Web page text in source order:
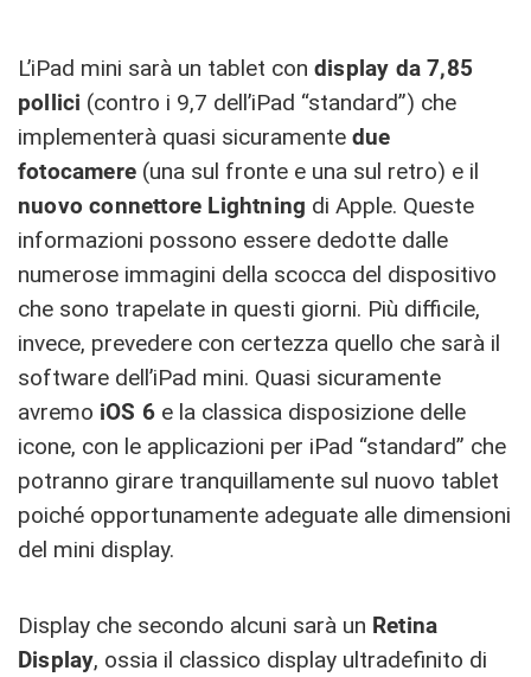
L’iPad mini sarà un tablet con display da 7,85
pollici (contro i 9,7 dell’iPad “standard”) che
implementerà quasi sicuramente due
fotocamere (una sul fronte e una sul retro) e il
nuovo connettore Lightning di Apple. Queste
informazioni possono essere dedotte dalle
numerose immagini della scocca del dispositivo
che sono trapelate in questi giorni. Più difficile,
invece, prevedere con certezza quello che sarà il
software dell’iPad mini. Quasi sicuramente
avremo iOS 6 e la classica disposizione delle
icone, con le applicazioni per iPad “standard” che
potranno girare tranquillamente sul nuovo tablet
poiché opportunamente adeguate alle dimensioni
del mini display.
Display che secondo alcuni sarà un Retina
Display, ossia il classico display ultradefinito di